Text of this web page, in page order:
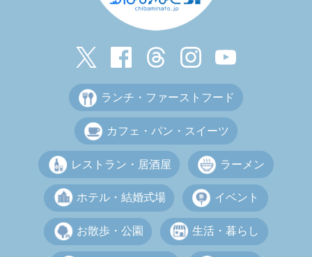
ランチ・ファーストフード
カフェ・パン・スイーツ
レストラン・居酒屋 ラーメン
ホテル・結婚式場 イベント
お散歩・公園 生活・暮らし